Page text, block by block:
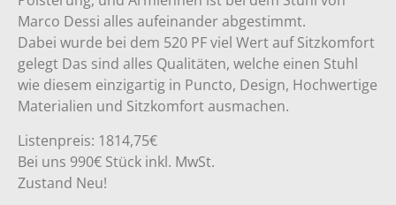
Marco Dessi alles aufeinander abgestimmt.
Dabei wurde bei dem 520 PF viel Wert auf Sitzkomfort
gelegt Das sind alles Qualitäten, welche einen Stuhl
wie diesem einzigartig in Puncto, Design, Hochwertige
Materialien und Sitzkomfort ausmachen.
Listenpreis: 1814,75€
Bei uns 990€ Stück inkl. MwSt.
Zustand Neu!